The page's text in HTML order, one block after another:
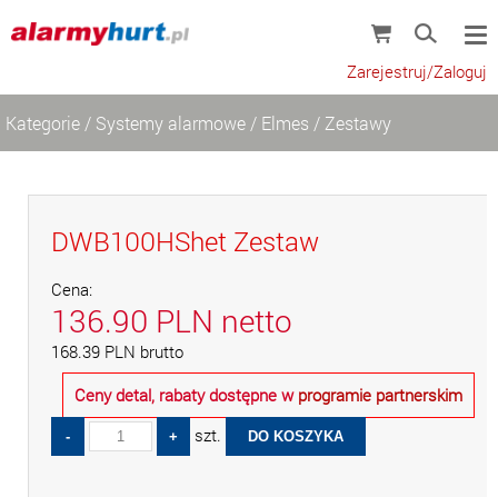
Zarejestruj/Zaloguj
Kategorie / Systemy alarmowe / Elmes / Zestawy
DWB100HShet Zestaw
Cena:
136.90 PLN netto
168.39 PLN brutto
Ceny detal, rabaty dostępne w programie partnerskim
szt.